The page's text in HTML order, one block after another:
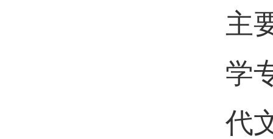
主
学
代